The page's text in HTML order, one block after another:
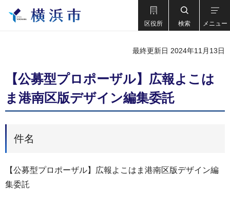
区役所 検索 メニュー
最終更新日 2024年11月13日
【公募型プロポーザル】広報よこは
ま港南区版デザイン編集委託
件名
【公募型プロポーザル】広報よこはま港南区版デザイン編
集委託